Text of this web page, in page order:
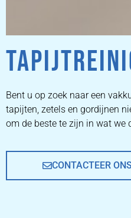
Bent u op zoek naar een
tapijten, zetels en gordijnen
om de beste te zijn in wat we
CONTACTEER ONS